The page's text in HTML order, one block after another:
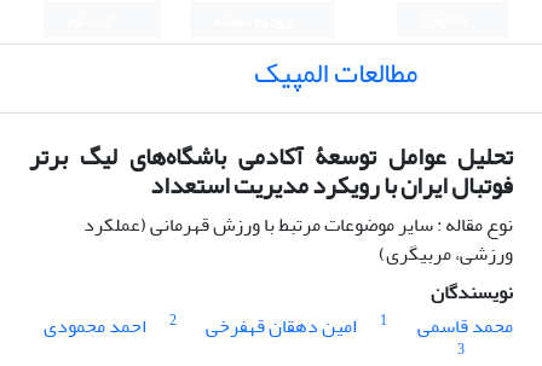
مطالعات المپیک
تحلیل عوامل توسعۀ آکادمی باشگاه‌های لیگ برتر
فوتبال ایران با رویکرد مدیریت استعداد
نوع مقاله : سایر موضوعات مرتبط با ورزش قهرمانی (عملکرد
ورزشی، مربیگری)
نویسندگان
محمد قاسمی
1 امین دهقان قهفرخی 2 احمد محمودی
3